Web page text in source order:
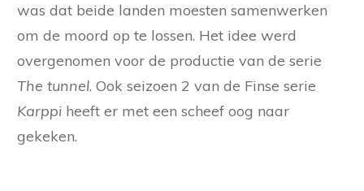
was dat beide landen moesten samenwerken
om de moord op te lossen. Het idee werd
overgenomen voor de productie van de serie
The tunnel. Ook seizoen 2 van de Finse serie
Karppi heeft er met een scheef oog naar
gekeken.